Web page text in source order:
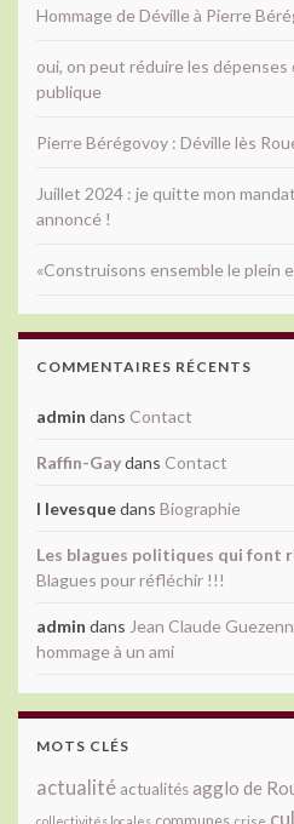
Hommage de Déville à Pierre
oui, on peut réduire les dépenses
publique
Pierre Bérégovoy : Déville lès
Juillet 2024 : je quitte mon
annoncé !
«Construisons ensemble le plein
COMMENTAIRES RÉCENTS
admin dans Contact
Raffin-Gaydans Contact
l levesquedans Biographie
Les blagues politiques qui font
Blagues pour réfléchir !!!
admin dans Jean Claude
hommage à un ami
MOTS CLÉS
actualité actualitésagglo de
collectivités locales communes crise